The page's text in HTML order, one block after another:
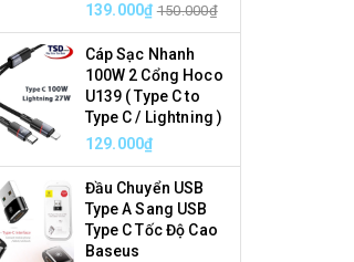
139.000₫ 150.000₫
Cáp Sạc Nhanh
100W 2 Cổng Hoco
U139 ( Type C to
Type C / Lightning )
129.000₫
Đầu Chuyển USB
Type A Sang USB
Type C Tốc Độ Cao
Baseus